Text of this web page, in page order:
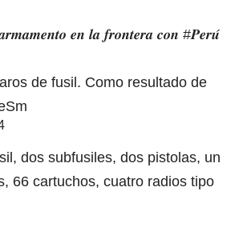
𝒆𝒏 𝒍𝒂 𝒇𝒓𝒐𝒏𝒕𝒆𝒓𝒂 𝒄𝒐𝒏 #𝑷𝒆𝒓𝒖́
de fusil. Como resultado de
dos subfusiles, dos pistolas, un
66 cartuchos, cuatro radios tipo